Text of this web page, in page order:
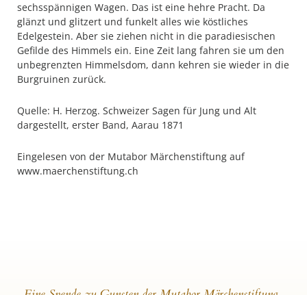
sechsspännigen Wagen. Das ist eine hehre Pracht. Da
glänzt und glitzert und funkelt alles wie köstliches
Edelgestein. Aber sie ziehen nicht in die paradiesischen
Gefilde des Himmels ein. Eine Zeit lang fahren sie um den
unbegrenzten Himmelsdom, dann kehren sie wieder in die
Burgruinen zurück.
Quelle: H. Herzog. Schweizer Sagen für Jung und Alt
dargestellt, erster Band, Aarau 1871
Eingelesen von der Mutabor Märchenstiftung auf
www.maerchenstiftung.ch